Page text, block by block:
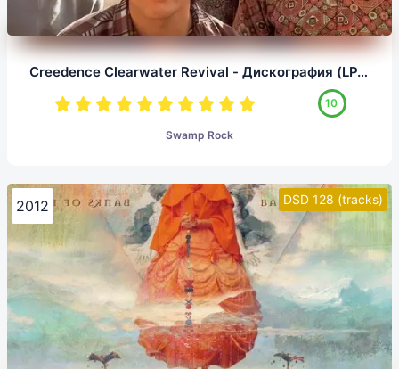
Creedence Clearwater Revival - Дискография (LP, 1/5,64)
10
Swamp Rock
DSD 128 (tracks)
2012